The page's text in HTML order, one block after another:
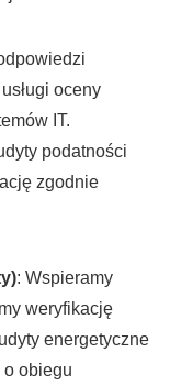
oceny
IT.
podatności
zgodnie
: Wspieramy
weryfikację
energetyczne
obiegu